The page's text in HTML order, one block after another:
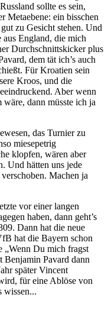
sollte es sein,
Metaebene: ein bisschen
zu Gesicht stehen. Und
England, die mich
Durchschnittskicker plus
dem tät ich’s auch
Für Kroatien sein
Kroos, und die
Aber wenn
dann müsste ich ja
das Turnier zu
miesepetrig
klopfen, wären aber
Und hätten uns jede
Machen ja
vor einer langen
haben, dann geht’s
Dann hat die neue
hat die Bayern schon
„Wenn Du mich fragst
Pavard dann
später Vincent
für eine Ablöse von
wissen...